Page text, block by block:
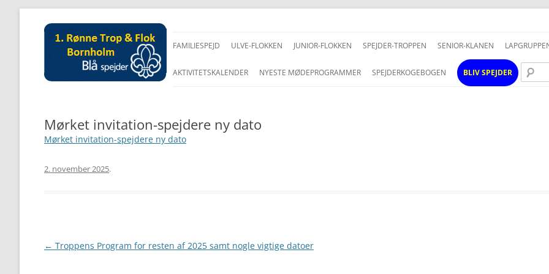
til
FAMILIESPEJD ULVE-FLOKKEN JUNIOR-FLOKKEN SPEJDER-TROPPEN SENIOR-KLANEN
AKTIVITETSKALENDER NYESTE MØDEPROGRAMMER SPEJDERKOGEBOGEN BLIV SPEJDER
Mørket invitation-spejdere ny dato
Mørket invitation-spejdere ny dato
2. november 2025.
Artikel
← Troppens Program for resten af 2025 samt nogle vigtige datoer